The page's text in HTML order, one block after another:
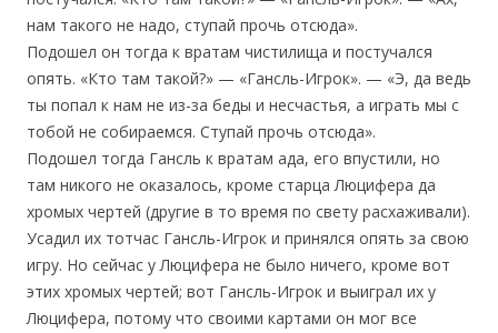
нам такого не надо, ступай прочь отсюда».
Подошел он тогда к вратам чистилища и постучался
опять. «Кто там такой?» — «Гансль-Игрок». — «Э, да ведь
ты попал к нам не из-за беды и несчастья, а играть мы с
тобой не собираемся. Ступай прочь отсюда».
Подошел тогда Гансль к вратам ада, его впустили, но
там никого не оказалось, кроме старца Люцифера да
хромых чертей (другие в то время по свету расхаживали).
Усадил их тотчас Гансль-Игрок и принялся опять за свою
игру. Но сейчас у Люцифера не было ничего, кроме вот
этих хромых чертей; вот Гансль-Игрок и выиграл их у
Люцифера, потому что своими картами он мог все